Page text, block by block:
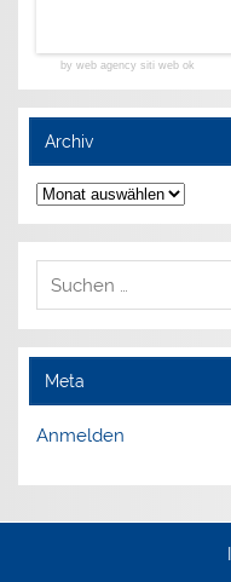
by web agency siti web ok
Archiv
Archiv
Meta
Anmelden